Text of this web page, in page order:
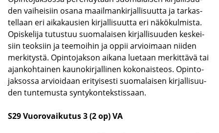
den vai­hei­siin osana maa­il­man­kir­jal­li­suut­ta ja tar­kas­
tel­laan eri ai­ka­kausien kir­jal­li­suut­ta eri nä­kö­kul­mis­ta.
Opis­ke­li­ja tu­tus­tuu suo­ma­lai­sen kir­jal­li­suu­den kes­kei­
siin teok­siin ja tee­moi­hin ja oppii ar­vioi­maan nii­den
mer­ki­tys­tä. Opin­to­jak­son ai­ka­na lue­taan mer­kit­tä­vä tai
ajan­koh­tai­nen kau­no­kir­jal­li­nen ko­ko­nais­teos. Opin­to­
jak­sos­sa ar­vioi­daan eri­tyi­ses­ti suo­ma­lai­sen kir­jal­li­suu­
den tun­te­mus­ta syn­ty­kon­teks­tis­saan.
S29 Vuo­ro­vai­ku­tus 3 (2 op) VA